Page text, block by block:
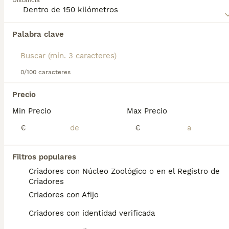
Palabra clave
0/100 caracteres
Precio
Min Precio
€
Max Precio
€
Filtros populares
Criadores con Núcleo Zoológico o en el Registro de
Criadores
Criadores con Afijo
Criadores con identidad verificada
sobre esta raza de perro.
Encontramos 0 Pumi Perros en adopcion en
Si deseas exactamente esta búsqueda guarda tu
búsqueda y espera el resultado perfecto:
Preguntas frecuentes
¿Los perros pumi son buenas
mascotas?
Ideal para quienes entienden a los perros
pastores activos e inteligentes con un
carácter independiente. Esto puede